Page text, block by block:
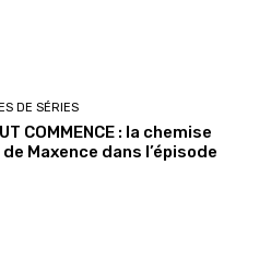
DE SÉRIES
COMMENCE : la chemise
Maxence dans l’épisode